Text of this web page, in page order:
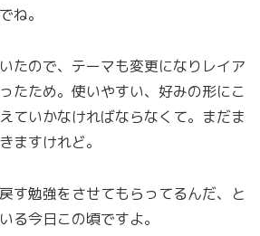
ね。
たので、テーマも変更になりレイア
たため。使いやすい、好みの形にこ
ていかなければならなくて。まだま
ますけれど。
す勉強をさせてもらってるんだ、と
る今日この頃ですよ。